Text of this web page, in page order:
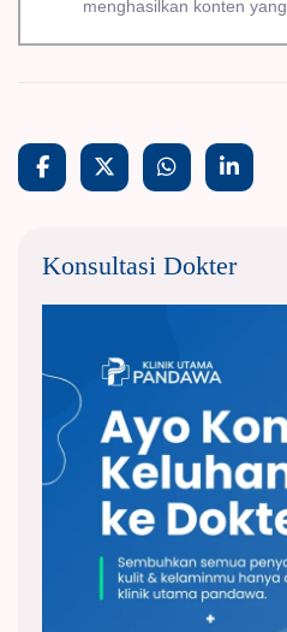
menghasilkan konten
Konsultasi Dokter